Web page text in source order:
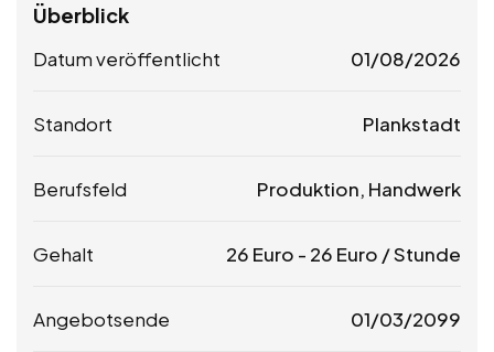
Überblick
Datum veröffentlicht 01/08/2026
Standort Plankstadt
Berufsfeld Produktion, Handwerk
Gehalt 26 Euro - 26 Euro / Stunde
Angebotsende 01/03/2099